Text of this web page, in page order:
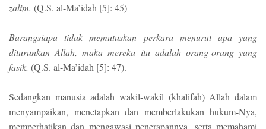
zalim. (Q.S. al-Ma’idah [5]: 45)
Barangsiapa tidak memutuskan perkara menurut apa yang
diturunkan Allah, maka mereka itu adalah orang-orang yang
fasik. (Q.S. al-Ma’idah [5]: 47).
Sedangkan manusia adalah wakil-wakil (khalifah) Allah dalam
menyampaikan, menetapkan dan memberlakukan hukum-Nya,
memperhatikan dan mengawasi penerapannya, serta memahami